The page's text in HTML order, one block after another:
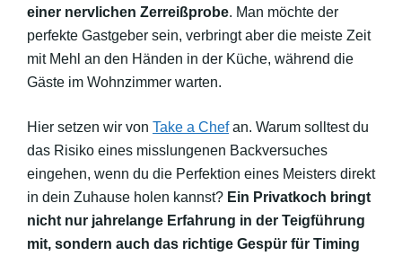
einer nervlichen Zerreißprobe. Man möchte der
perfekte Gastgeber sein, verbringt aber die meiste Zeit
mit Mehl an den Händen in der Küche, während die
Gäste im Wohnzimmer warten.
Hier setzen wir von Take a Chefan. Warum solltest du
das Risiko eines misslungenen Backversuches
eingehen, wenn du die Perfektion eines Meisters direkt
in dein Zuhause holen kannst? Ein Privatkoch bringt
nicht nur jahrelange Erfahrung in der Teigführung
mit, sondern auch das richtige Gespür für Timing